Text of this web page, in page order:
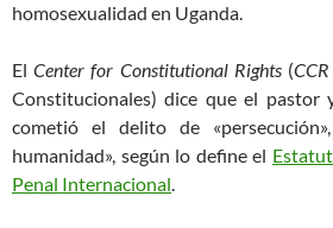
homosexualidad en Uganda.
ElCenter for Constitutional Rights (
Constitucionales) dice que el pastor
cometió el delito de
humanidad», según lo define el
Penal Internacional.